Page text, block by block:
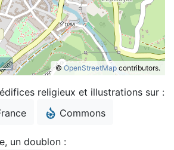
©OpenStreetMap contributors.
religieux et illustrations sur :
Commons
un doublon :